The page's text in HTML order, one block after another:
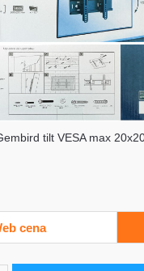
tilt VESA max
cena